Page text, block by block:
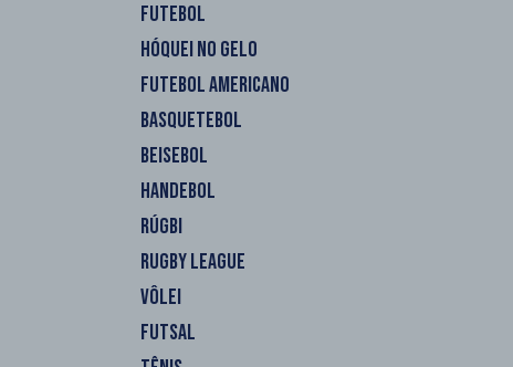
FUTEBOL
HÓQUEI NO GELO
FUTEBOL AMERICANO
BASQUETEBOL
BEISEBOL
HANDEBOL
RÚGBI
RUGBY LEAGUE
VÔLEI
FUTSAL